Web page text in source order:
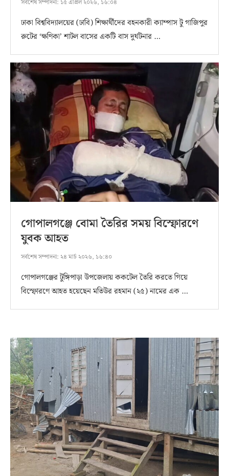
সর্বশেষ সম্পাদনা: ১৫ এপ্রিল ২০২৬, ১৬:০৪
ঢাকা বিশ্ববিদ্যালয়ের (ঢাবি) শিক্ষার্থীদের বহনকারী ক্যাম্পাস টু গাজিপুর
রুটের ‘ক্ষণিকা’ শাটল বাসের একটি বাস দুর্ঘটনার …
গোপালগঞ্জে বোমা তৈরির সময় বিস্ফোরণে
যুবক আহত
সর্বশেষ সম্পাদনা: ২৪ মার্চ ২০২৬, ১৬:৪০
গোপালগঞ্জের টুঙ্গিপাড়া উপজেলায় ককটেল তৈরি করতে গিয়ে
বিস্ফোরণে আহত হয়েছেন মতিউর রহমান (২৫) নামের এক …